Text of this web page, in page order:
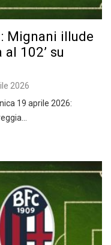
Mignani illude
102’ su
2026
19 aprile 2026: